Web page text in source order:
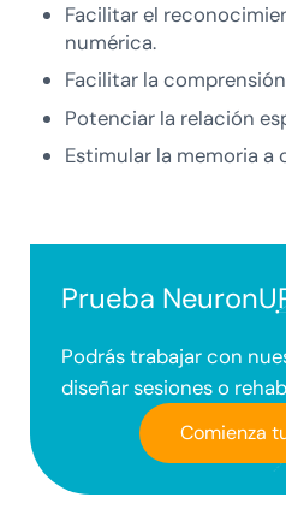
Facilitar el
numérica.
Facilitar la
Potenciar la relación
Estimular la memoria a
Prueba
Podrás trabajar con
diseñar sesiones o
Comienza